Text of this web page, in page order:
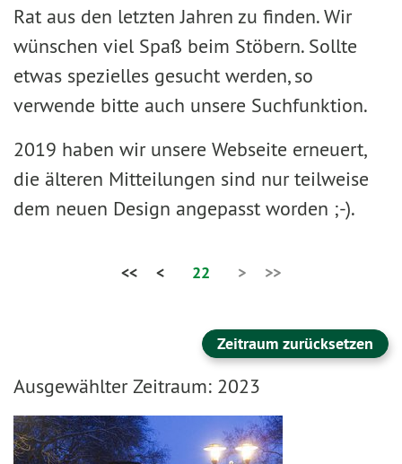
Rat aus den letzten Jahren zu finden. Wir
wünschen viel Spaß beim Stöbern. Sollte
etwas spezielles gesucht werden, so
verwende bitte auch unsere Suchfunktion.
2019 haben wir unsere Webseite erneuert,
die älteren Mitteilungen sind nur teilweise
dem neuen Design angepasst worden ;-).
<< < 22 > >>
Zeitraum zurücksetzen
Ausgewählter Zeitraum: 2023